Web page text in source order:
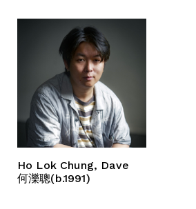
Ho Lok Chung, Dave
何濼聰(b.1991)